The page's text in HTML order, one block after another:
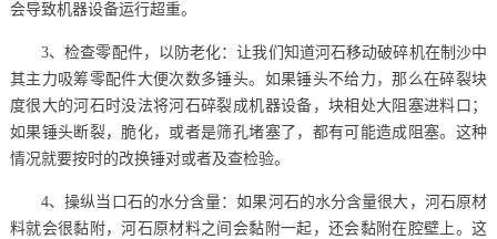
会导致机器设备运行超重。
3、检查零配件，以防老化：让我们知道河石移动破碎机在制沙中
其主力吸筹零配件大便次数多锤头。如果锤头不给力，那么在碎裂块
度很大的河石时没法将河石碎裂成机器设备，块相处大阻塞进料口；
如果锤头断裂，脆化，或者是筛孔堵塞了，都有可能造成阻塞。这种
情况就要按时的改换锤对或者及查检验。
4、操纵当口石的水分含量：如果河石的水分含量很大，河石原材
料就会很黏附，河石原材料之间会黏附一起，还会黏附在腔壁上。这